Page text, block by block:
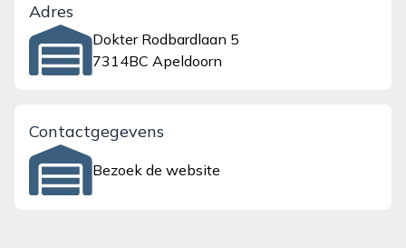
Adres
Dokter Rodbardlaan 5
7314BC Apeldoorn
Contactgegevens
Bezoek de website